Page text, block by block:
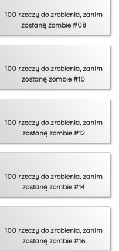
100 rzeczy do zrobienia, zanim
zostanę zombie #08
100 rzeczy do zrobienia, zanim
zostanę zombie #10
100 rzeczy do zrobienia, zanim
zostanę zombie #12
100 rzeczy do zrobienia, zanim
zostanę zombie #14
100 rzeczy do zrobienia, zanim
zostanę zombie #16